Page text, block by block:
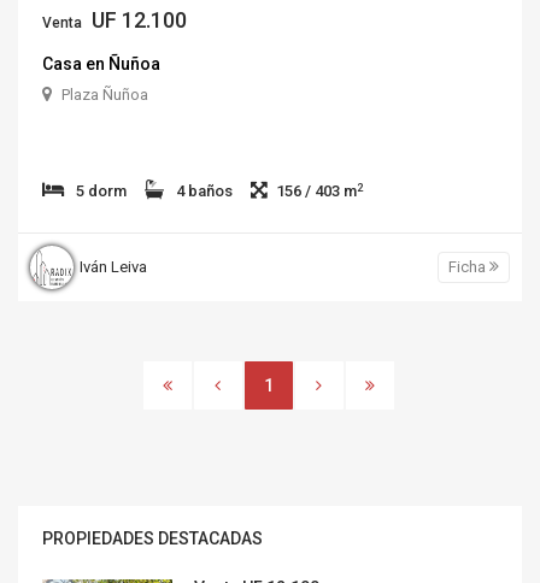
Venta UF 12.100
Casa en Ñuñoa
Plaza Ñuñoa
5 dorm 4 baños 156 / 403 m2
Iván Leiva Ficha
1
PROPIEDADES DESTACADAS